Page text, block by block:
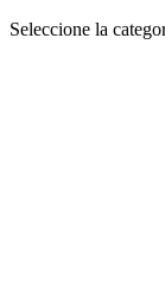
Seleccione la